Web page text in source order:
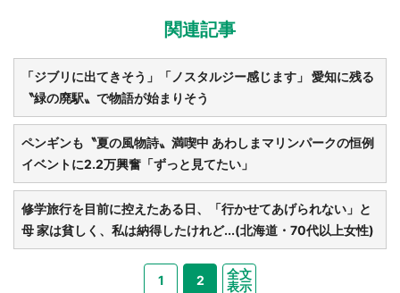
関連記事
「ジブリに出てきそう」「ノスタルジー感じます」 愛知に残る
〝緑の廃駅〟で物語が始まりそう
ペンギンも〝夏の風物詩〟満喫中 あわしまマリンパークの恒例
イベントに2.2万興奮「ずっと見てたい」
修学旅行を目前に控えたある日、「行かせてあげられない」と
母 家は貧しく、私は納得したけれど...(北海道・70代以上女性)
1 2
全文
表示